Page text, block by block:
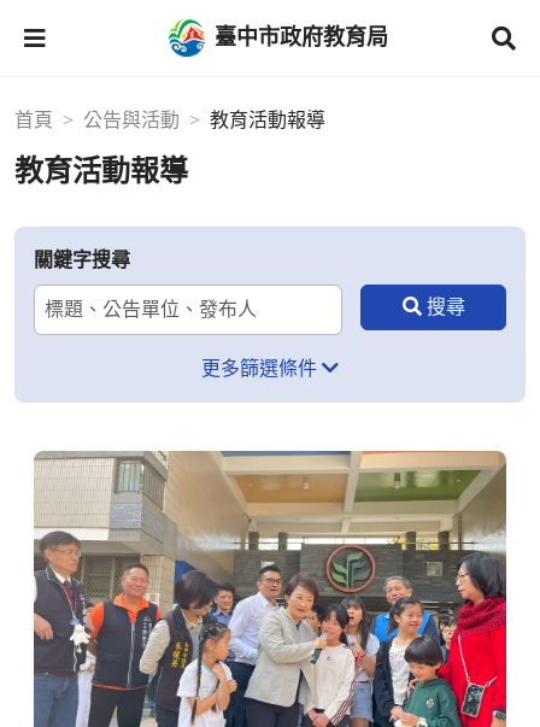
臺中市政府教育局
首頁 公告與活動 教育活動報導
教育活動報導
關鍵字搜尋
更多篩選條件